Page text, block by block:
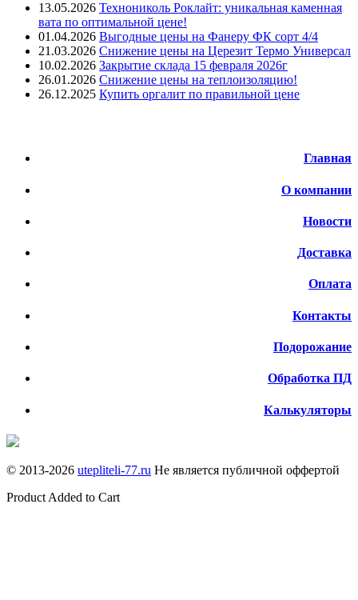
13.05.2026 Технониколь Роклайт: уникальная каменная
вата по оптимальной цене!
01.04.2026 Выгодные цены на Фанеру ФК сорт 4/4
21.03.2026 Снижение цены на Церезит Термо Универсал
10.02.2026 Закрытие склада 15 февраля 2026г
26.01.2026 Снижение цены на теплоизоляцию!
26.12.2025 Купить оргалит по правильной цене
Главная
О компании
Новости
Доставка
Оплата
Контакты
Подорожание
Обработка ПД
Калькуляторы
© 2013-2026 utepliteli-77.ru Не является публичной оффертой
Product Added to Cart